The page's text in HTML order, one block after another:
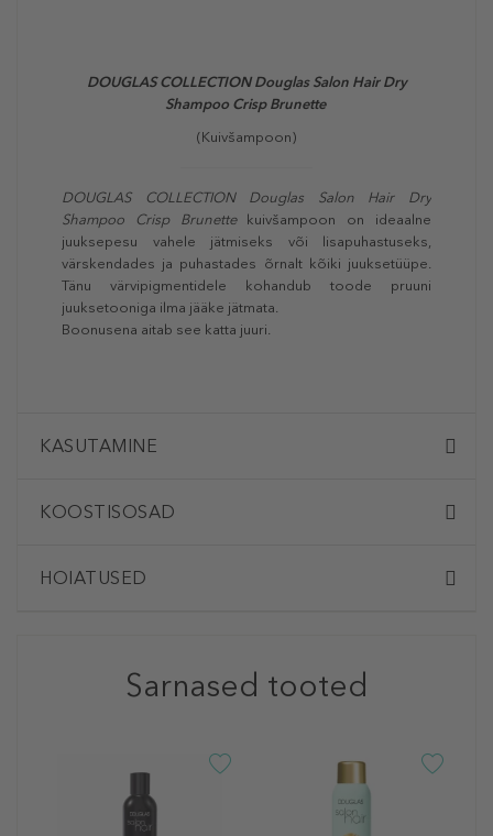
DOUGLAS COLLECTION Douglas Salon Hair Dry
Shampoo Crisp Brunette
(Kuivšampoon)
DOUGLAS COLLECTION Douglas Salon Hair Dry
Shampoo Crisp Brunette kuivšampoon on ideaalne
juuksepesu vahele jätmiseks või lisapuhastuseks,
värskendades ja puhastades õrnalt kõiki juuksetüüpe.
Tänu värvipigmentidele kohandub toode pruuni
juuksetooniga ilma jääke jätmata.
Boonusena aitab see katta juuri.
KASUTAMINE
KOOSTISOSAD
HOIATUSED
Sarnased tooted